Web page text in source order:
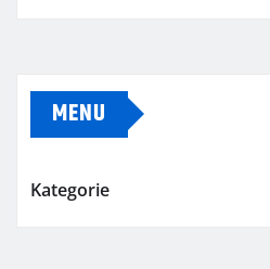
MENU
Kategorie